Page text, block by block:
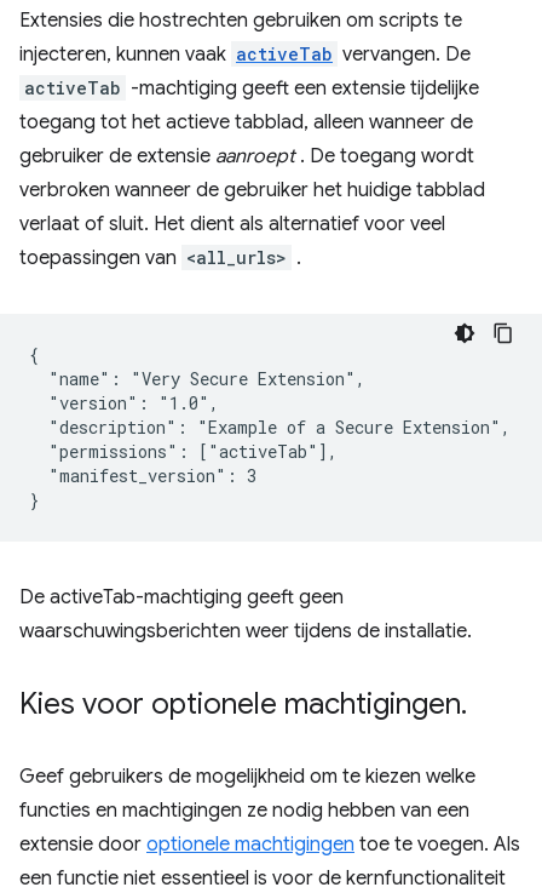
Extensies die hostrechten gebruiken om scripts te
injecteren, kunnen vaak activeTab vervangen. De
activeTab -machtiging geeft een extensie tijdelijke
toegang tot het actieve tabblad, alleen wanneer de
gebruiker de extensie aanroept. De toegang wordt
verbroken wanneer de gebruiker het huidige tabblad
verlaat of sluit. Het dient als alternatief voor veel
toepassingen van <all_urls> .
{
  "name": "Very Secure Extension",
  "version": "1.0",
  "description": "Example of a Secure Extension",
  "permissions": ["activeTab"],
  "manifest_version": 3
De activeTab-machtiging geeft geen
waarschuwingsberichten weer tijdens de installatie.
Kies voor optionele machtigingen.
Geef gebruikers de mogelijkheid om te kiezen welke
functies en machtigingen ze nodig hebben van een
extensie door optionele machtigingen toe te voegen. Als
een functie niet essentieel is voor de kernfunctionaliteit